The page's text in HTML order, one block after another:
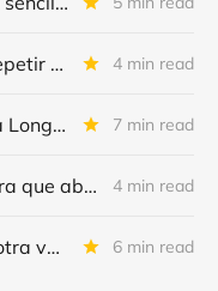
En fundraising hay que repetir y repetir, como en el día de la marmota 4 min read
El principio de Pareto y la Long Tail 7 min read
⑬ [Buenas prácticas] para que abran (más) tus correos y consigas (más y mejores) donativos 4 min read
Frecuencia y repetición (otra vez) de los correos de fundraising 6 min read